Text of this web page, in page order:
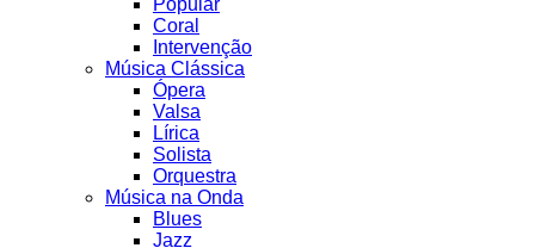
Popular
Coral
Intervenção
Música Clássica
Ópera
Valsa
Lírica
Solista
Orquestra
Música na Onda
Blues
Jazz